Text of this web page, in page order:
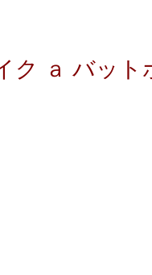
ク ａ バット